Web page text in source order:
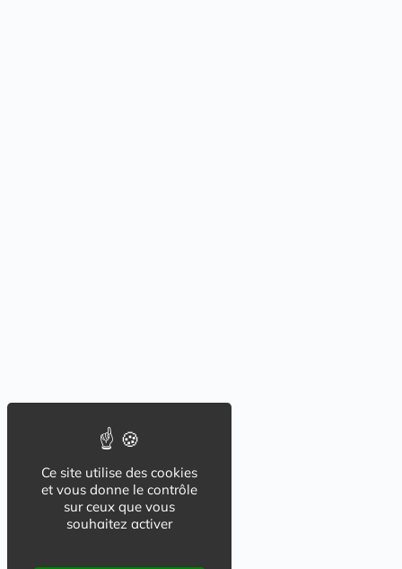
Ce site utilise des cookies
et vous donne le contrôle
sur ceux que vous
souhaitez activer